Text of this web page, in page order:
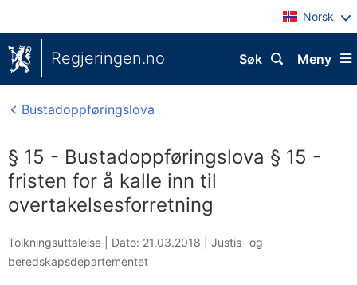
Norsk
Regjeringen.no Meny
Søk
Bustadoppføringslova
§ 15 - Bustadoppføringslova § 15 -
fristen for å kalle inn til
overtakelsesforretning
Tolkningsuttalelse | Dato: 21.03.2018
Justis- og
beredskapsdepartementet